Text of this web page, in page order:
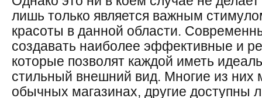
лишь только является важным
красоты в данной области.
создавать наиболее эффективные и
которые позволят каждой иметь
стильный внешний вид. Многие из них
обычных магазинах, другие доступны